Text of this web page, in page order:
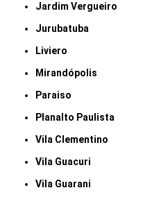
Jardim Vergueiro
Jurubatuba
Liviero
Mirandópolis
Paraiso
Planalto Paulista
Vila Clementino
Vila Guacuri
Vila Guarani